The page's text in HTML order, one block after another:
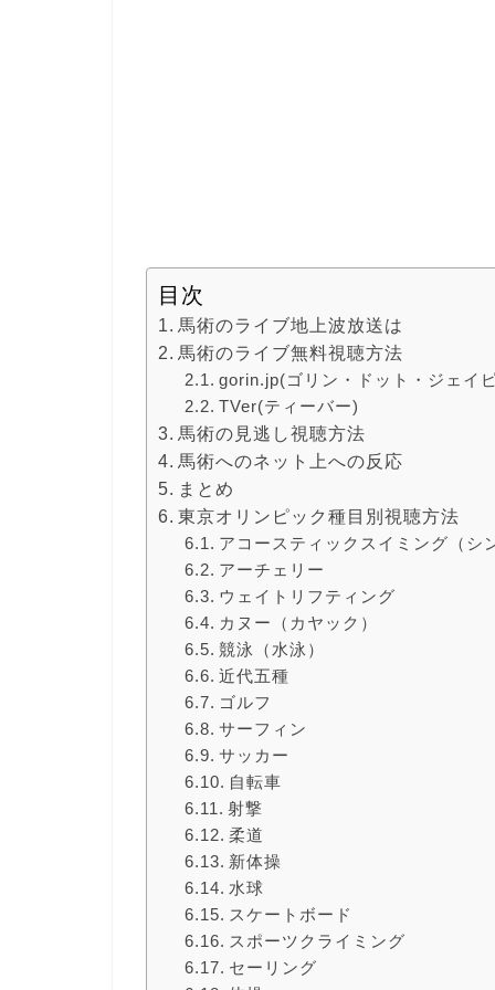
目次
馬術のライブ地上波放送は
馬術のライブ無料視聴方法
gorin.jp(ゴリン・ドット・ジェイ
TVer(ティーバー)
馬術の見逃し視聴方法
馬術へのネット上への反応
まとめ
東京オリンピック種目別視聴方法
アコースティックスイミング（シ
アーチェリー
ウェイトリフティング
カヌー（カヤック）
競泳（水泳）
近代五種
ゴルフ
サーフィン
サッカー
自転車
射撃
柔道
新体操
水球
スケートボード
スポーツクライミング
セーリング